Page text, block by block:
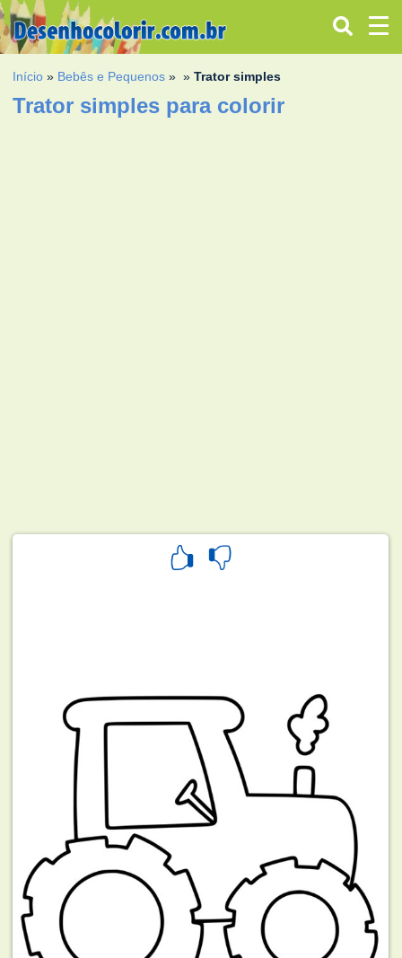
Início » Bebês e Pequenos » »Trator simples
Trator simples para colorir